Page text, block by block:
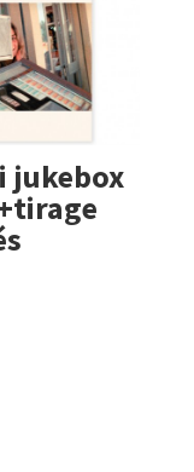
jukebox